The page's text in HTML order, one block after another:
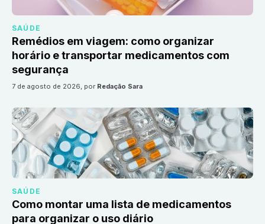
SAÚDE
Remédios em viagem: como organizar
horário e transportar medicamentos com
segurança
7 de agosto de 2026, por Redação Sara
SAÚDE
Como montar uma lista de medicamentos
para organizar o uso diário